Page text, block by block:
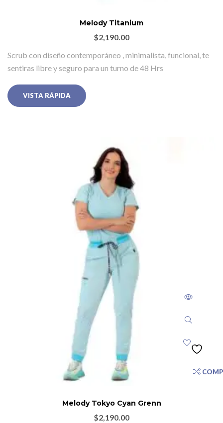
Melody Titanium
$2,190.00
Scrub con diseño contemporáneo , minimalista, funcional, te
sentiras libre y seguro para un turno de 48 Hrs
VISTA RÁPIDA
Melody Tokyo Cyan Grenn
$2,190.00